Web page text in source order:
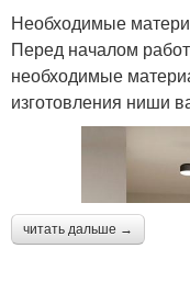
Необходимые
Перед началом работ
необходимые
изготовления ниши
читать дальше →